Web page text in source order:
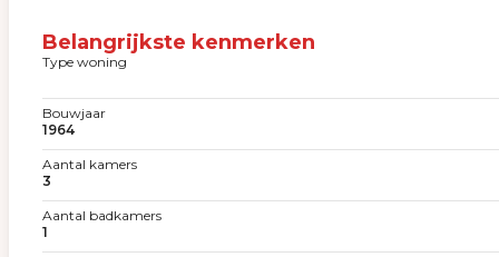
Belangrijkste kenmerken
Type woning
Bouwjaar
1964
Aantal kamers
3
Aantal badkamers
1